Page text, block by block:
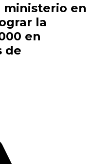
ministerio en
la
en
de